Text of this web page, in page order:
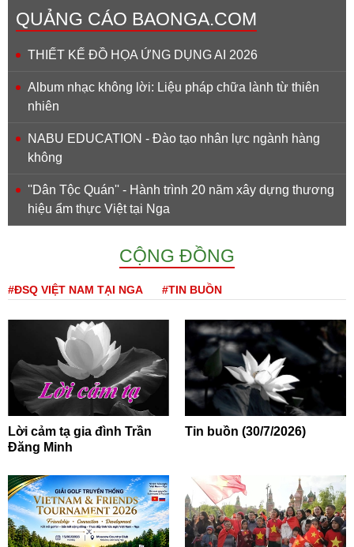
QUẢNG CÁO BAONGA.COM
THIẾT KẾ ĐỒ HỌA ỨNG DỤNG AI 2026
Album nhạc không lời: Liệu pháp chữa lành từ thiên
nhiên
NABU EDUCATION - Đào tạo nhân lực ngành hàng
không
''Dân Tộc Quán'' - Hành trình 20 năm xây dựng thương
hiệu ẩm thực Việt tại Nga
CỘNG ĐỒNG
#ĐSQ VIỆT NAM TẠI NGA #TIN BUỒN
Lời cảm tạ gia đình Trần
Đăng Minh
Tin buồn (30/7/2026)